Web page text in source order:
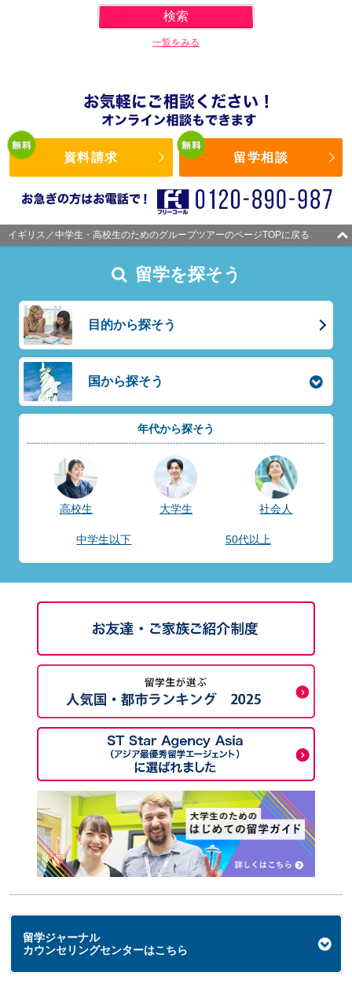
一覧をみる
資料請求 留学相談
イギリス／中学生・高校生のためのグループツアーのページTOPに戻る
留学を探そう
目的から探そう
国から探そう
年代から探そう
高校生 大学生 社会人
中学生以下 50代以上
留学ジャーナル
カウンセリングセンターはこちら